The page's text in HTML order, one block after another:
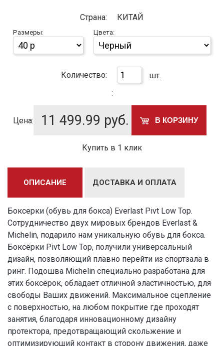
Страна: КИТАЙ
Размеры: Цвета:
Количество:
шт.
:
Цена: 11 499.99 руб. В КОРЗИНУ
Купить в 1 клик
ОПИСАНИЕ ДОСТАВКА И ОПЛАТА
Боксерки (обувь для бокса) Everlast Pivt Low Top.
Сотрудничество двух мировых брендов Everlast &
Michelin, подарило нам уникальную обувь для бокса.
Боксёрки Pivt Low Top, получили универсальный
дизайн, позволяющий плавно перейти из спортзала в
ринг. Подошва Michelin специально разработана для
этих боксёрок, обладает отличной эластичностью, для
свободы Ваших движений. Максимальное сцепление
с поверхностью, на любом покрытие где проходят
занятия, благодаря инновационному дизайну
протектора, предотвращающий скольжение и
оптимизирующий контакт в сторону движения, даже